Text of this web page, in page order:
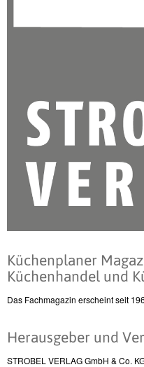
Küchenplaner
Küchenhandel und
Das Fachmagazin erscheint seit
Herausgeber und
STROBEL VERLAG GmbH & Co.